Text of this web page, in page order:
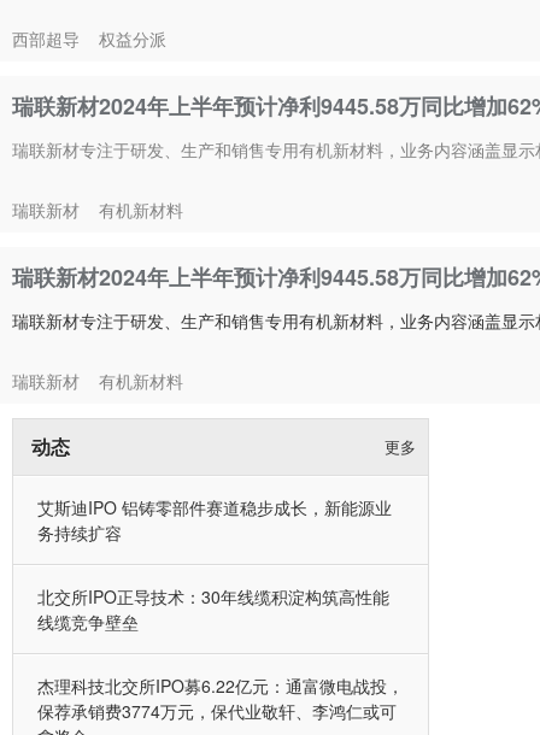
西部超导 权益分派
瑞联新材2024年上半年预计净利9445.58万同比增加
瑞联新材专注于研发、生产和销售专用有机新材料，业务内容涵盖显
瑞联新材 有机新材料
瑞联新材2024年上半年预计净利9445.58万同比增加
瑞联新材专注于研发、生产和销售专用有机新材料，业务内容涵盖显
瑞联新材 有机新材料
动态 更多
艾斯迪IPO 铝铸零部件赛道稳步成长，新能源业
务持续扩容
北交所IPO正导技术：30年线缆积淀构筑高性能
线缆竞争壁垒
杰理科技北交所IPO募6.22亿元：通富微电战投，
保荐承销费3774万元，保代业敬轩、李鸿仁或可